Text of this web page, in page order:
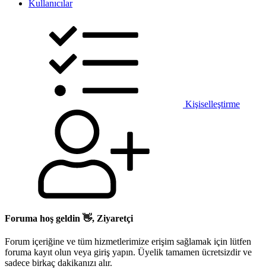
Kullanıcılar
Kişiselleştirme
Foruma hoş geldin 👋, Ziyaretçi
Forum içeriğine ve tüm hizmetlerimize erişim sağlamak için lütfen
foruma kayıt olun veya giriş yapın. Üyelik tamamen ücretsizdir ve
sadece birkaç dakikanızı alır.